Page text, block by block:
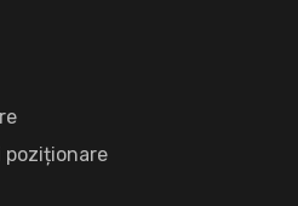
poziționare